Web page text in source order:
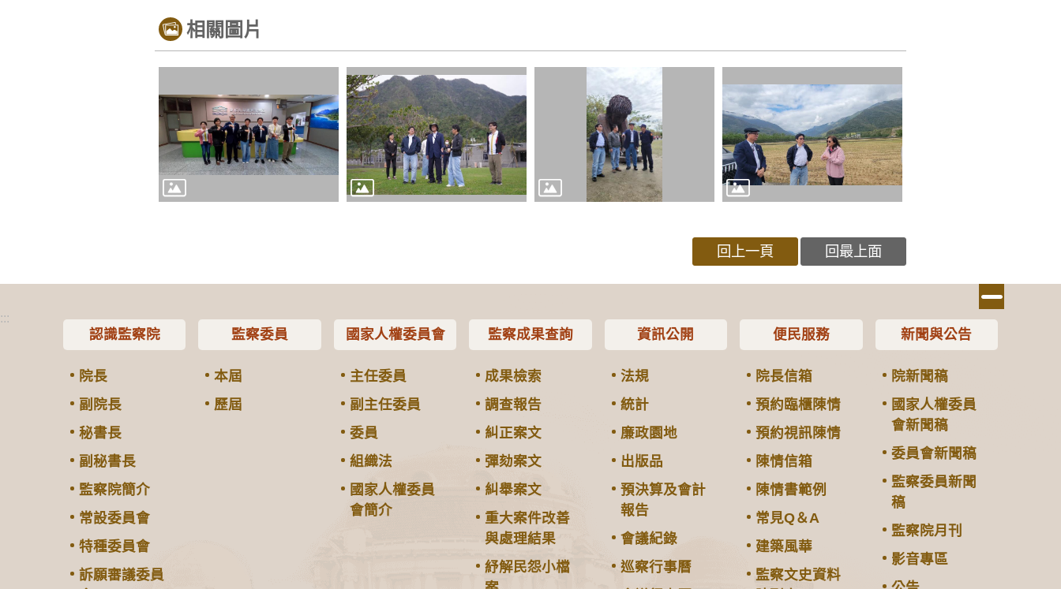
相關圖片
回上一頁 回最上面
:::
認識監察院
院長
副院長
秘書長
副秘書長
監察院簡介
常設委員會
特種委員會
訴願審議委員
監察委員
本屆
歷屆
國家人權委員會
主任委員
副主任委員
委員
組織法
國家人權委員
會簡介
監察成果查詢
成果檢索
調查報告
糾正案文
彈劾案文
糾舉案文
重大案件改善
與處理結果
紓解民怨小檔
資訊公開
法規
統計
廉政園地
出版品
預決算及會計
報告
會議紀錄
巡察行事曆
便民服務
院長信箱
預約臨櫃陳情
預約視訊陳情
陳情信箱
陳情書範例
常見Q＆A
建築風華
監察文史資料
新聞與公告
院新聞稿
國家人權委員
會新聞稿
委員會新聞稿
監察委員新聞
稿
監察院月刊
影音專區